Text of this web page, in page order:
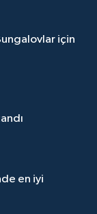
için
en iyi